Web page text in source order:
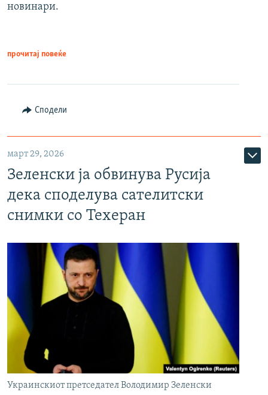
новинари.
прочитај повеќе
Сподели
март 29, 2026
Зеленски ја обвинува Русија
дека споделува сателитски
снимки со Техеран
Украинскиот претседател Володимир Зеленски